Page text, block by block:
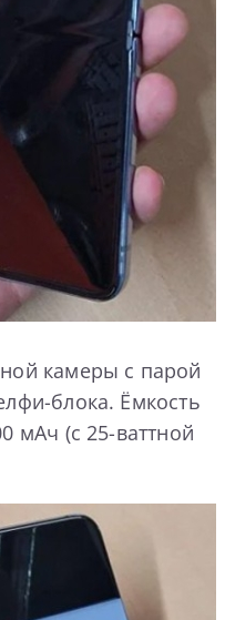
камеры с парой
блока. Ёмкость
мАч (с 25-ваттной